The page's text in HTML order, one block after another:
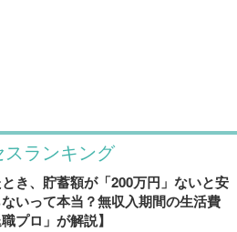
スランキング
き、貯蓄額が「200万円」ないと安
いって本当？無収入期間の生活費
プロ」が解説】